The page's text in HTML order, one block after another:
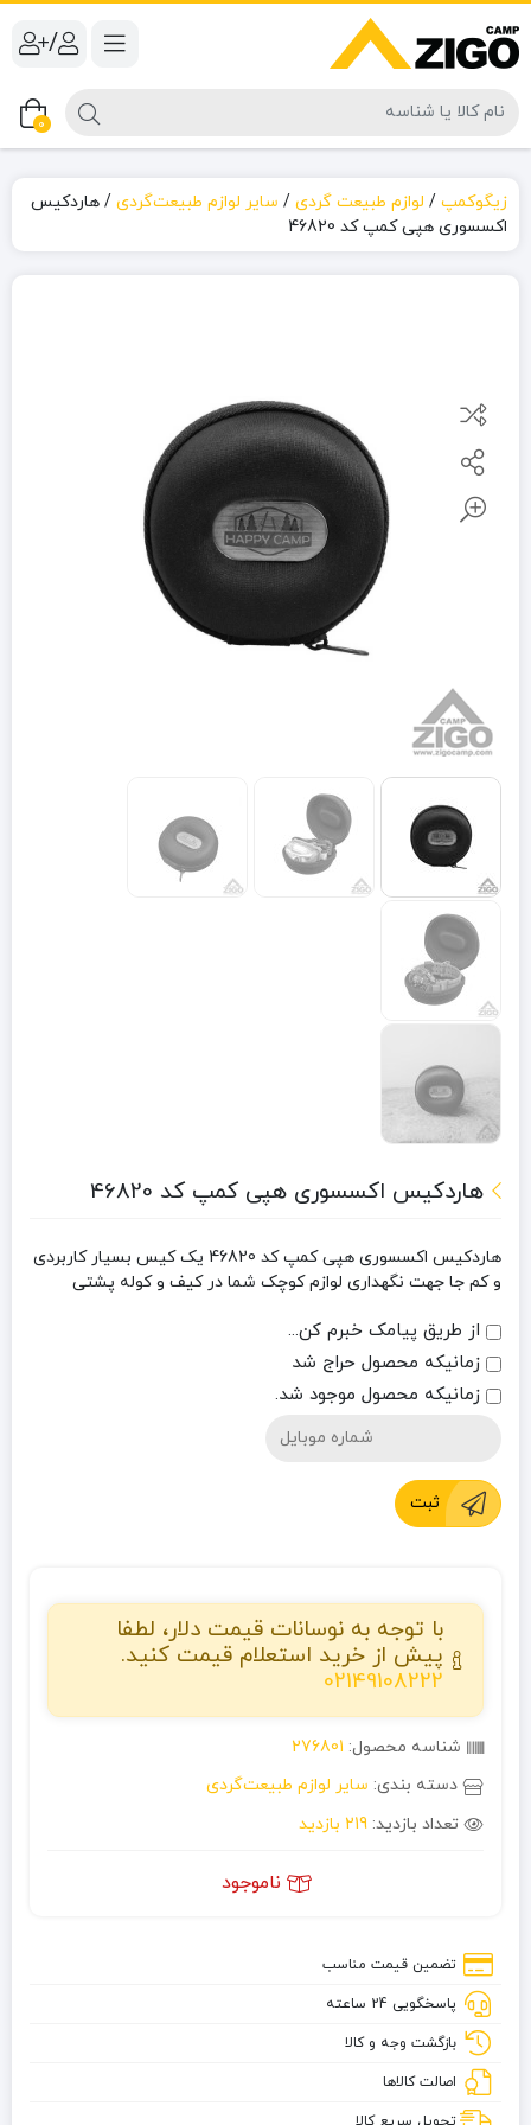
/
0
زیگوکمپ / لوازم طبیعت گردی / سایر لوازم طبیعت‌گردی / هاردکیس
اکسسوری هپی کمپ کد 46820
هاردکیس اکسسوری هپی کمپ کد 46820
هاردکیس اکسسوری هپی کمپ کد 46820
یک کیس بسیار کاربردی
و کم جا جهت نگهداری لوازم کوچک شما در کیف و کوله پشتی
از طریق پیامک خبرم کن...
زمانیکه محصول حراج شد
زمانیکه محصول موجود شد.
ثبت
با توجه به نوسانات قیمت دلار، لطفا
پیش از خرید استعلام قیمت کنید.
02149108222
شناسه محصول: 276801
دسته بندی: سایر لوازم طبیعت‌گردی
تعداد بازدید: 219 بازدید
ناموجود
تضمین قیمت مناسب
پاسخگویی 24 ساعته
بازگشت وجه و کالا
اصالت کالاها
تحویل سریع کالا